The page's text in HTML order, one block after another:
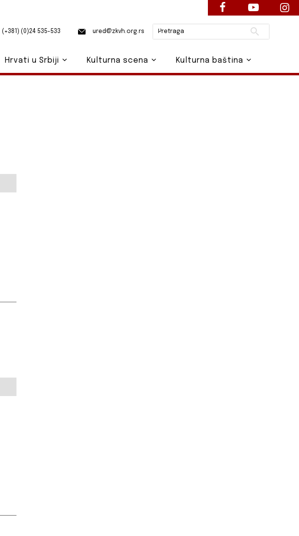
(+381) (0)24 535-533 ured@zkvh.org.rs Pretraži
Hrvati u Srbiji Kulturna scena Kulturna baština